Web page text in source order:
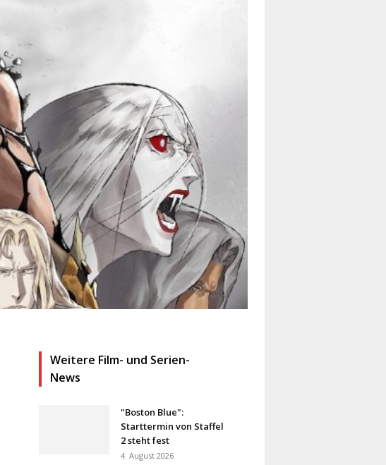
Weitere Film- und Serien-
News
"Boston Blue":
Starttermin von Staffel
2 steht fest
4. August 2026